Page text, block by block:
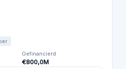
Gefinancierd
€800,0M